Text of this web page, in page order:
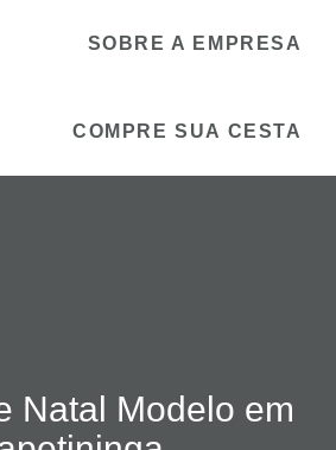
SOBRE A EMPRESA
COMPRE SUA CESTA
Natal Modelo em